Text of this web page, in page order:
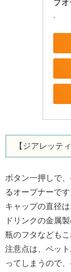
プ
-
【ジアレッテ
ボタン一押しで
るオープナーです
キャップの直径
ドリンクの金属
瓶のフタなどもこ
注意点は、ペッ
ってしまうので